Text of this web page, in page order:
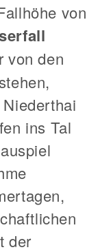
von
von den
Niederthai
ins Tal
der